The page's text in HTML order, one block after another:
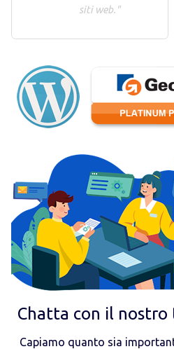
siti web."
Chatta con il nostro
Capiamo quanto sia